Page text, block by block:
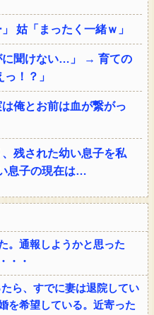
姑「まったく一緒ｗ」
に聞けない…」 → 育ての
！？」
俺とお前は血が繋がっ
残された幼い息子を私
息子の現在は…
。通報しようかと思った
・・
ら、すでに妻は退院してい
を希望している。近寄った